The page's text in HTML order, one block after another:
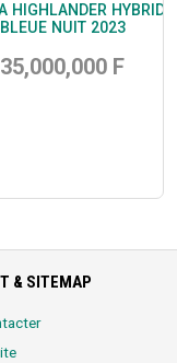
HIGHLANDER HYBRIDE
BLEUE NUIT 2023
35,000,000 F
& SITEMAP